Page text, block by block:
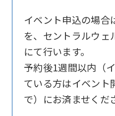
イベント申込の場合
を、セントラルウェ
にて行います。
予約後1週間以内（
ている方はイベント
で）にお済ませくだ